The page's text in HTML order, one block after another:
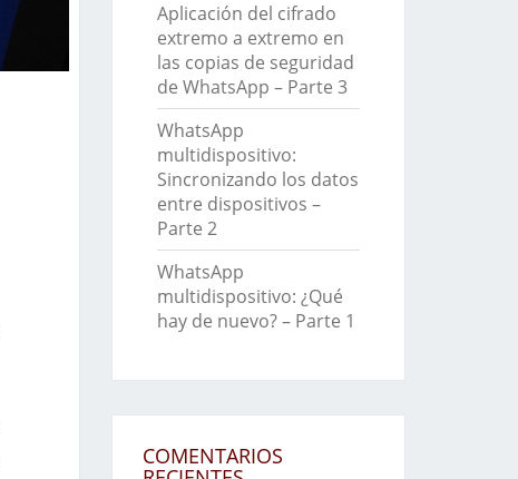
Aplicación del cifrado
extremo a extremo en
las copias de seguridad
de WhatsApp – Parte 3
WhatsApp
multidispositivo:
Sincronizando los datos
entre dispositivos –
Parte 2
WhatsApp
multidispositivo: ¿Qué
hay de nuevo? – Parte 1
COMENTARIOS